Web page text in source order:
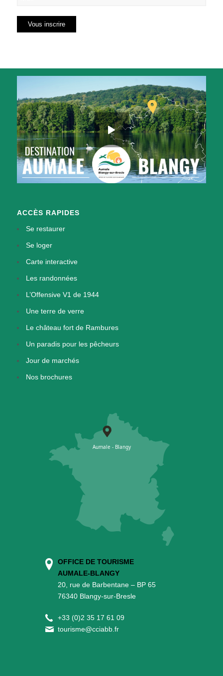
ACCÈS RAPIDES
Se restaurer
Se loger
Carte interactive
Les randonnées
L’Offensive V1 de 1944
Une terre de verre
Le château fort de Rambures
Un paradis pour les pêcheurs
Jour de marchés
Nos brochures
OFFICE DE TOURISME
AUMALE-BLANGY
20, rue de Barbentane – BP 65
76340 Blangy-sur-Bresle
+33 (0)2 35 17 61 09
tourisme@cciabb.fr